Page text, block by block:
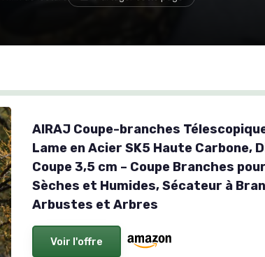
AIRAJ Coupe-branches
Lame en Acier SK5 Haute Carbone,
Coupe 3,5 cm – Coupe Branches
Sèches et Humides, Sécateur à
Arbustes et Arbres
Voir l'offre